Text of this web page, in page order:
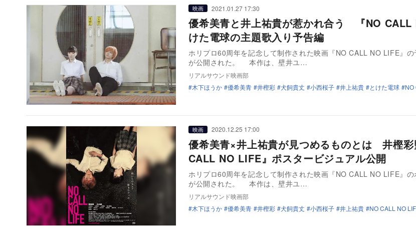
映画 2021.01.27 17:30
優希美青と井上祐貴が惹かれ合う 『NO CALL
けた電球の主題歌入り予告編
ホリプロ60周年を記念して制作された映画『NO CALL NO LIFE』
が公開された。 本作は、壁井ユ…
リアルサウンド映画部
木下ほうか
優希美青 井樫彩 犬飼貴丈 小西桜子 井上祐貴 とけた電球 NO
映画 2020.12.25 17:00
優希美青×井上祐貴が見つめるものとは 井樫彩
CALL NO LIFE』ポスタービジュアル公開
ホリプロ60周年を記念して制作された映画『NO CALL NO LIFE』
が公開された。 本作は、壁井ユ…
リアルサウンド映画部
木下ほうか
優希美青 井樫彩 犬飼貴丈 小西桜子 井上祐貴 NO CALL NO